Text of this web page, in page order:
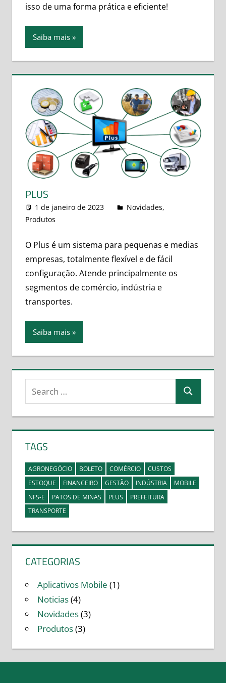
isso de uma forma prática e eficiente!
Saiba mais
PLUS
1 de janeiro de 2023 leovitor
Novidades,
Produtos
O Plus é um sistema para pequenas e medias
empresas, totalmente flexível e de fácil
configuração. Atende principalmente os
segmentos de comércio, indústria e
transportes.
Saiba mais
Search
for:
Search
TAGS
AGRONEGÓCIO BOLETO COMÉRCIO
CUSTOS
ESTOQUE
FINANCEIRO GESTÃO INDÚSTRIA
MOBILE
NFS-E
PATOS DE MINAS PLUS
PREFEITURA
TRANSPORTE
CATEGORIAS
Aplicativos Mobile (1)
Noticias(4)
Novidades(3)
Produtos(3)